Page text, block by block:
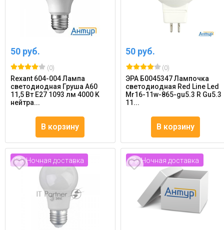
50 руб.
(0)
Rexant 604-004 Лампа
светодиодная Груша A60
11,5 Вт E27 1093 лм 4000 K
нейтра...
В корзину
50 руб.
(0)
ЭРА Б0045347 Лампочка
светодиодная Red Line Led
Mr16-11w-865-gu5.3 R Gu5.3
11...
В корзину
Ночная доставка Ночная доставка